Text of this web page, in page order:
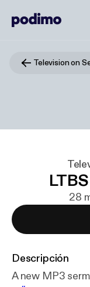
Television on
28
Descripción
A new MP3